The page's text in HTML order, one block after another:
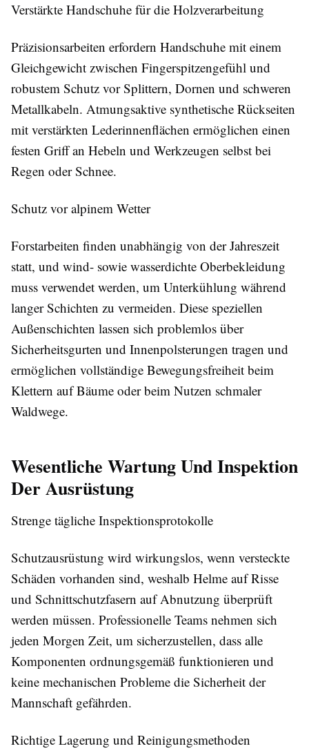
Verstärkte Handschuhe für die Holzverarbeitung
Präzisionsarbeiten erfordern Handschuhe mit einem
Gleichgewicht zwischen Fingerspitzengefühl und
robustem Schutz vor Splittern, Dornen und schweren
Metallkabeln. Atmungsaktive synthetische Rückseiten
mit verstärkten Lederinnenflächen ermöglichen einen
festen Griff an Hebeln und Werkzeugen selbst bei
Regen oder Schnee.
Schutz vor alpinem Wetter
Forstarbeiten finden unabhängig von der Jahreszeit
statt, und wind- sowie wasserdichte Oberbekleidung
muss verwendet werden, um Unterkühlung während
langer Schichten zu vermeiden. Diese speziellen
Außenschichten lassen sich problemlos über
Sicherheitsgurten und Innenpolsterungen tragen und
ermöglichen vollständige Bewegungsfreiheit beim
Klettern auf Bäume oder beim Nutzen schmaler
Waldwege.
Wesentliche Wartung Und Inspektion
Der Ausrüstung
Strenge tägliche Inspektionsprotokolle
Schutzausrüstung wird wirkungslos, wenn versteckte
Schäden vorhanden sind, weshalb Helme auf Risse
und Schnittschutzfasern auf Abnutzung überprüft
werden müssen. Professionelle Teams nehmen sich
jeden Morgen Zeit, um sicherzustellen, dass alle
Komponenten ordnungsgemäß funktionieren und
keine mechanischen Probleme die Sicherheit der
Mannschaft gefährden.
Richtige Lagerung und Reinigungsmethoden